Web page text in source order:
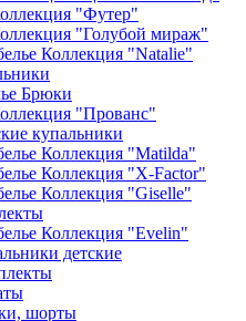
"Футер"
"Голубой мираж"
Коллекция "Natalie"
Брюки
"Прованс"
купальники
Коллекция "Matilda"
Коллекция "X-Factor"
Коллекция "Giselle"
Коллекция "Evelin"
детские
шорты